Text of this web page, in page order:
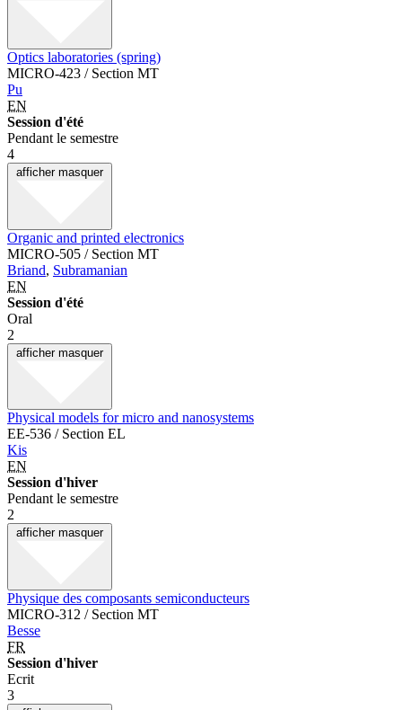
Optics laboratories (spring)
MICRO-423 / Section MT
Pu
EN
Session d'été
Pendant le semestre
4
afficher masquer
Organic and printed electronics
MICRO-505 / Section MT
Briand, Subramanian
EN
Session d'été
Oral
2
afficher masquer
Physical models for micro and nanosystems
EE-536 / Section EL
Kis
EN
Session d'hiver
Pendant le semestre
2
afficher masquer
Physique des composants semiconducteurs
MICRO-312 / Section MT
Besse
FR
Session d'hiver
Ecrit
3